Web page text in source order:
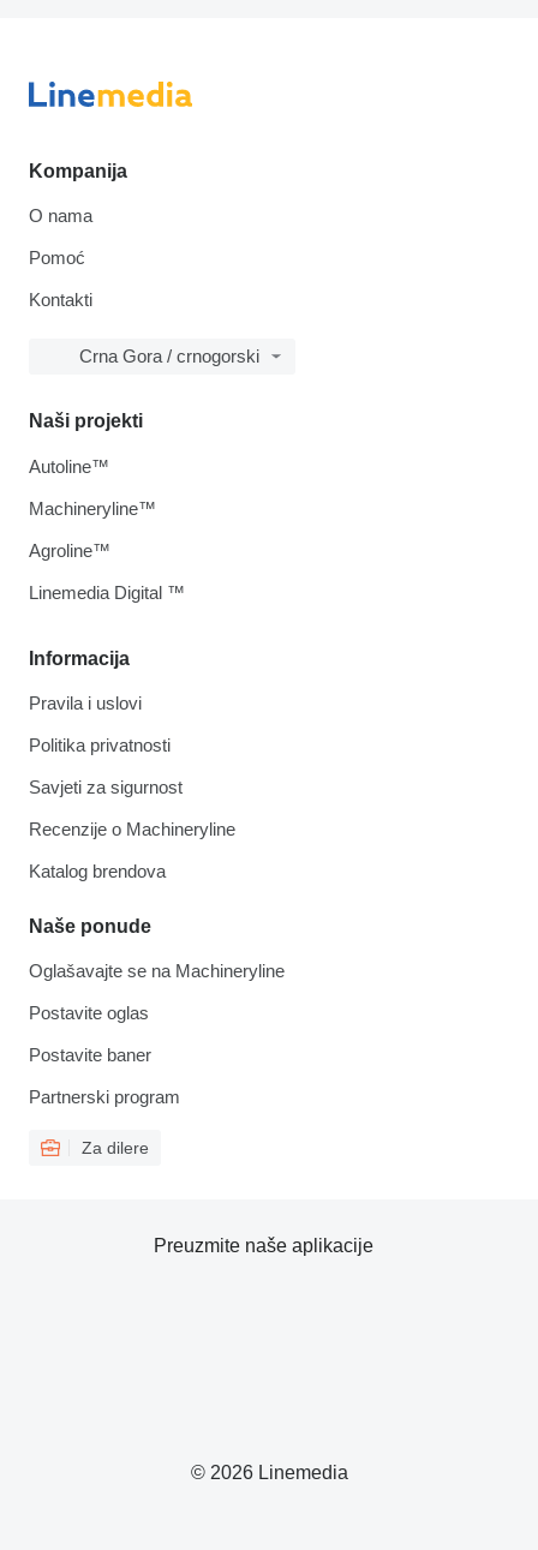
Kompanija
O nama
Pomoć
Kontakti
Crna Gora / crnogorski
Informacija
Pravila i uslovi
Politika privatnosti
Savjeti za sigurnost
Recenzije o Machineryline
Katalog brendova
Naše ponude
Oglašavajte se na Machineryline
Postavite oglas
Postavite baner
Partnerski program
Za dilere
Naši projekti
Autoline™
Machineryline™
Agroline™
Linemedia Digital ™
© 2026 Linemedia
Preuzmite naše aplikacije